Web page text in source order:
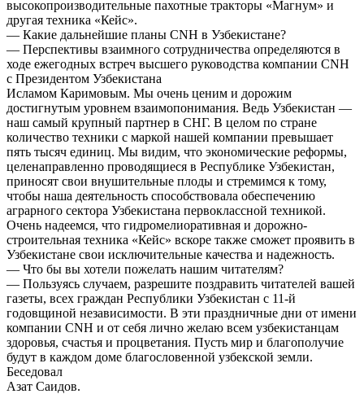
высокопроизводительные пахотные тракторы «Магнум» и
другая техника «Кейс».
— Какие дальнейшие планы CNH в Узбекистане?
— Перспективы взаимного сотрудничества определяются в
ходе ежегодных встреч высшего руководства компании CNH
с Президентом Узбекистана
Исламом Каримовым. Мы очень ценим и дорожим
достигнутым уровнем взаимопонимания. Ведь Узбекистан —
наш самый крупный партнер в СНГ. В целом по стране
количество техники с маркой нашей компании превышает
пять тысяч единиц. Мы видим, что экономические реформы,
целенаправленно проводящиеся в Республике Узбекистан,
приносят свои внушительные плоды и стремимся к тому,
чтобы наша деятельность способствовала обеспечению
аграрного сектора Узбекистана первоклассной техникой.
Очень надеемся, что гидромелиоративная и дорожно-
строительная техника «Кейс» вскоре также сможет проявить в
Узбекистане свои исключительные качества и надежность.
— Что бы вы хотели пожелать нашим читателям?
— Пользуясь случаем, разрешите поздравить читателей вашей
газеты, всех граждан Республики Узбекистан с 11-й
годовщиной независимости. В эти праздничные дни от имени
компании CNH и от себя лично желаю всем узбекистанцам
здоровья, счастья и процветания. Пусть мир и благополучие
будут в каждом доме благословенной узбекской земли.
Беседовал
Азат Саидов.